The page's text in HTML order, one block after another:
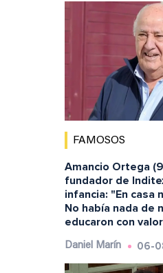
FAMOSOS
Amancio Ortega
fundador de
infancia: "En casa
No había nada de
educaron con
Daniel Marín 06-